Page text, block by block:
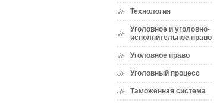
Технология
Уголовное и уголовно-
исполнительное право
Уголовное право
Уголовный процесс
Таможенная система